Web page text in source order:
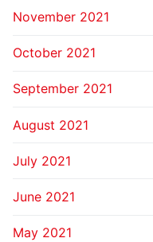
November 2021
October 2021
September 2021
August 2021
July 2021
June 2021
May 2021